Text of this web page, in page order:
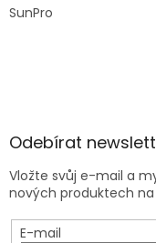
SunPro
Odebírat
Vložte svůj e-mail a
nových produktech
E-mail